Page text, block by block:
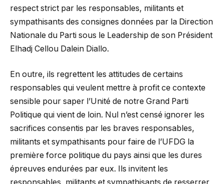
respect strict par les responsables, militants et
sympathisants des consignes données par la Direction
Nationale du Parti sous le Leadership de son Président
Elhadj Cellou Dalein Diallo.
En outre, ils regrettent les attitudes de certains
responsables qui veulent mettre à profit ce contexte
sensible pour saper l’Unité de notre Grand Parti
Politique qui vient de loin. Nul n’est censé ignorer les
sacrifices consentis par les braves responsables,
militants et sympathisants pour faire de l’UFDG la
première force politique du pays ainsi que les dures
épreuves endurées par eux. Ils invitent les